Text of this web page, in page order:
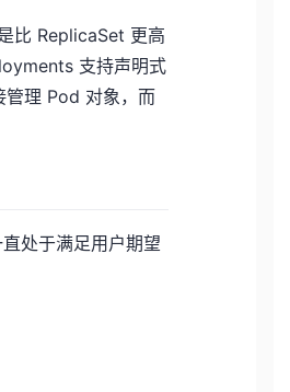
比 ReplicaSet 更高
支持声明式
管理 Pod 对象，而
处于满足用户期望